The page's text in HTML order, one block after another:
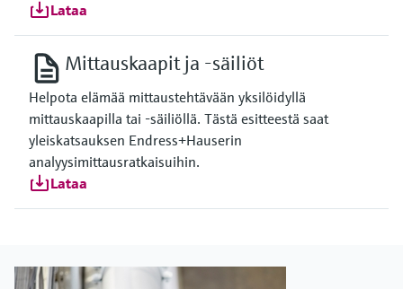
Lataa
Mittauskaapit ja -säiliöt
Helpota elämää mittaustehtävään yksilöidyllä
mittauskaapilla tai -säiliöllä. Tästä esitteestä saat
yleiskatsauksen Endress+Hauserin
analyysimittausratkaisuihin.
Lataa